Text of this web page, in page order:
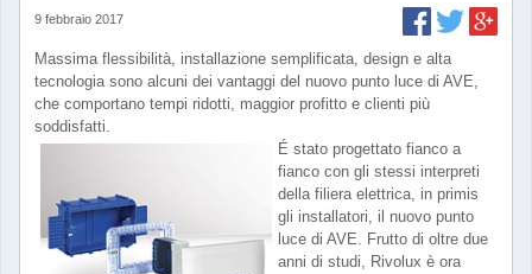
9 febbraio 2017
Massima flessibilità, installazione semplificata, design e alta
tecnologia sono alcuni dei vantaggi del nuovo punto luce di AVE,
che comportano tempi ridotti, maggior profitto e clienti più
soddisfatti.
É stato progettato fianco a
fianco con gli stessi interpreti
della filiera elettrica, in primis
gli installatori, il nuovo punto
luce di AVE. Frutto di oltre due
anni di studi, Rivolux è ora